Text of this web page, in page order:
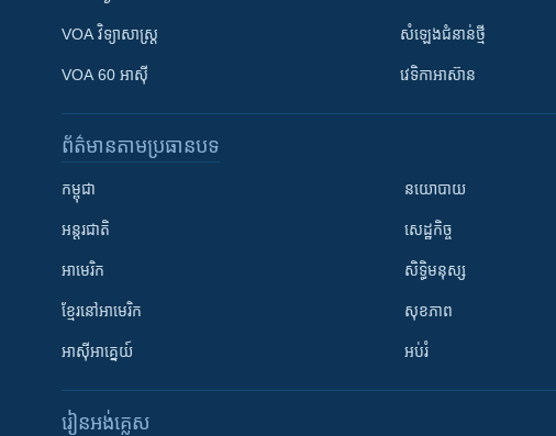
VOA ​វិទ្យាសាស្ត្រ
VOA 60 អាស៊ី
សំឡេង​ជំនាន់​ថ្មី
វេទិកា​អាស៊ាន
ព័ត៌មាន​តាមប្រធានបទ​
កម្ពុជា
អន្តរជាតិ
អាមេរិក
ខ្មែរ​នៅអាមេរិក
អាស៊ីអាគ្នេយ៍
នយោបាយ
សេដ្ឋកិច្ច
សិទ្ធិមនុស្ស
សុខភាព
អប់រំ
រៀន​​អង់គ្លេស